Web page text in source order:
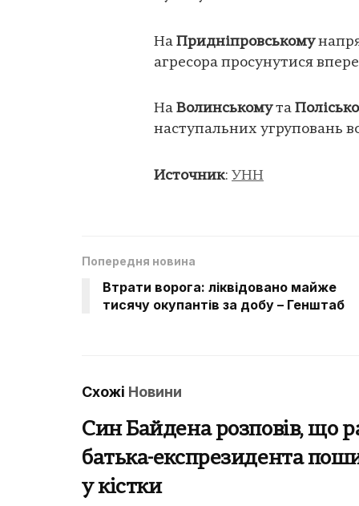
На Придніпровському
агресора просунутися
На Волинськомута
наступальних угруповань
Источник: УНН
Попередня новина
Втрати ворога: ліквідовано майже
тисячу окупантів за добу – Генштаб
Схожі Новини
Син Байдена розповів, що
батька-експрезидента
у кістки